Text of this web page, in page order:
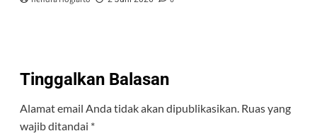
Tinggalkan Balasan
Alamat email Anda tidak akan dipublikasikan. Ruas yang
wajib ditandai *